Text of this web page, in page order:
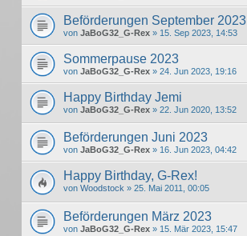
Beförderungen September 2023
von JaBoG32_G-Rex » 15. Sep 2023, 14:53
Sommerpause 2023
von JaBoG32_G-Rex » 24. Jun 2023, 19:16
Happy Birthday Jemi
von JaBoG32_G-Rex » 22. Jun 2020, 13:52
Beförderungen Juni 2023
von JaBoG32_G-Rex » 16. Jun 2023, 04:42
Happy Birthday, G-Rex!
von Woodstock » 25. Mai 2011, 00:05
Beförderungen März 2023
von JaBoG32_G-Rex » 15. Mär 2023, 15:47